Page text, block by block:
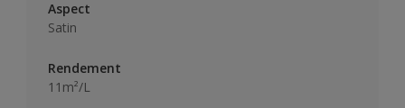
Aspect
Satin
Rendement
11m²/L